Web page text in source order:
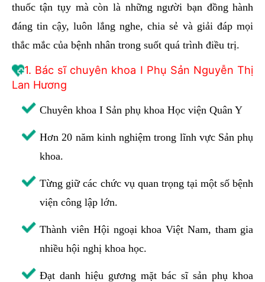
thuốc tận tụy mà còn là những người bạn đồng hành
đáng tin cậy, luôn lắng nghe, chia sẻ và giải đáp mọi
thắc mắc của bệnh nhân trong suốt quá trình điều trị.
1. Bác sĩ chuyên khoa I Phụ Sản Nguyễn Thị
Lan Hương
Chuyên khoa I Sản phụ khoa Học viện Quân Y
Hơn 20 năm kinh nghiệm trong lĩnh vực Sản phụ
khoa.
Từng giữ các chức vụ quan trọng tại một số bệnh
viện công lập lớn.
Thành viên Hội ngoại khoa Việt Nam, tham gia
nhiều hội nghị khoa học.
Đạt danh hiệu gương mặt bác sĩ sản phụ khoa